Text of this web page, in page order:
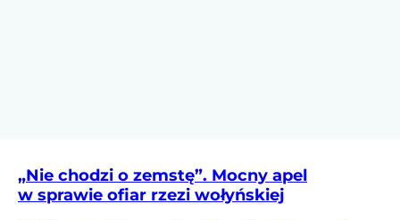
„Nie chodzi o zemstę”. Mocny apel
w sprawie ofiar rzezi wołyńskiej